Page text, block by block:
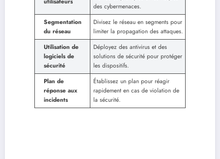
des cybermenaces.
Segmentation
du réseau
Divisez le réseau en segments pour
limiter la propagation des attaques.
Utilisation de
logiciels de
sécurité
Déployez des antivirus et des
solutions de sécurité pour protéger
les dispositifs.
Plan de
réponse aux
incidents
Établissez un plan pour réagir
rapidement en cas de violation de
la sécurité.